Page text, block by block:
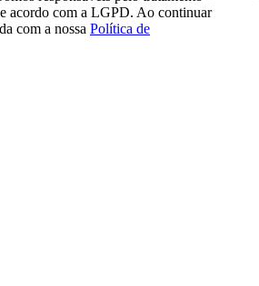
acordo com a LGPD. Ao continuar
com a nossa Política de